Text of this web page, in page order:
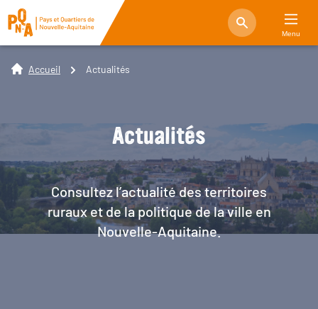
Menu
Accueil Actualités
Actualités
Consultez l’actualité des territoires
ruraux et de la politique de la ville en
Nouvelle-Aquitaine.